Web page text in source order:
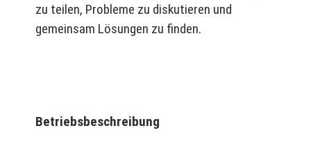
zu teilen, Probleme zu diskutieren und
gemeinsam Lösungen zu finden.
Betriebsbeschreibung